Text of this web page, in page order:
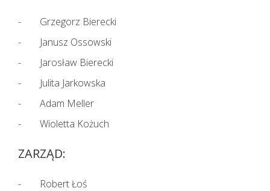
Grzegorz Bierecki
Janusz Ossowski
Jarosław Bierecki
Julita Jarkowska
Adam Meller
Wioletta Kożuch
ZARZĄD:
Robert Łoś